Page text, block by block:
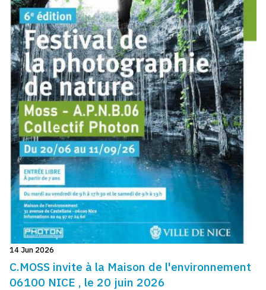
14 Jun 2026
C.MOSS invite à la Maison de l'environnement
06100 NICE , le 20 juin 2026